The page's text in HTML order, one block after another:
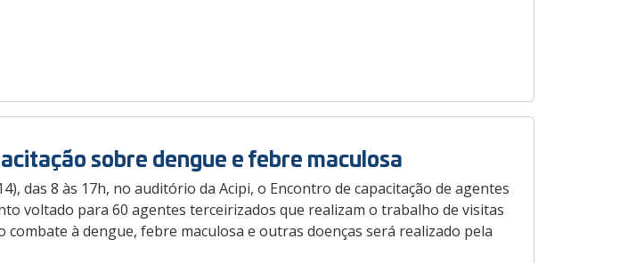
sobre dengue e febre maculosa
das 8 às 17h, no auditório da Acipi, o Encontro de capacitação de agentes
voltado para 60 agentes terceirizados que realizam o trabalho de visitas
combate à dengue, febre maculosa e outras doenças será realizado pela